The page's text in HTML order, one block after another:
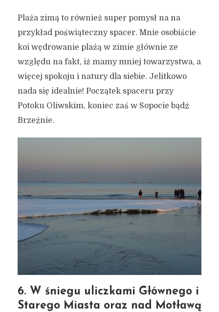
Plaża zimą to również super pomysł na na
przykład poświąteczny spacer. Mnie osobiście
koi wędrowanie plażą w zimie głównie ze
względu na fakt, iż mamy mniej towarzystwa, a
więcej spokoju i natury dla siebie. Jelitkowo
nada się idealnie! Początek spaceru przy
Potoku Oliwskim, koniec zaś w Sopocie bądź
Brzeźnie.
6. W śniegu uliczkami Głównego i
Starego Miasta oraz nad Motławą